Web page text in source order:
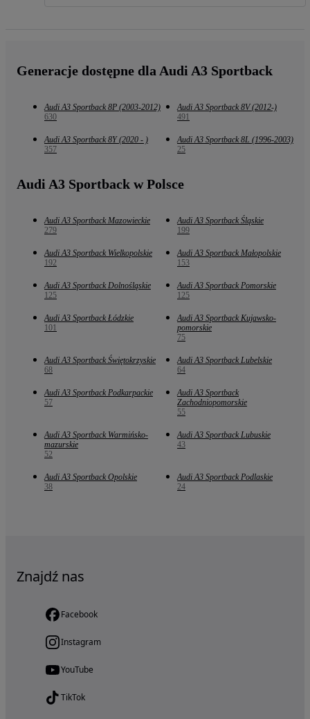
Generacje dostępne dla Audi A3 Sportback
Audi A3 Sportback 8P (2003-2012)
630
Audi A3 Sportback 8V (2012-)
491
Audi A3 Sportback 8Y (2020 - )
357
Audi A3 Sportback 8L (1996-2003)
25
Audi A3 Sportback w Polsce
Audi A3 Sportback Mazowieckie
279
Audi A3 Sportback Śląskie
199
Audi A3 Sportback Wielkopolskie
192
Audi A3 Sportback Małopolskie
153
Audi A3 Sportback Dolnośląskie
125
Audi A3 Sportback Pomorskie
125
Audi A3 Sportback Łódzkie
101
Audi A3 Sportback Kujawsko-
pomorskie
75
Audi A3 Sportback Świętokrzyskie
68
Audi A3 Sportback Lubelskie
64
Audi A3 Sportback Podkarpackie
57
Audi A3 Sportback
Zachodniopomorskie
55
Audi A3 Sportback Warmińsko-
mazurskie
52
Audi A3 Sportback Lubuskie
43
Audi A3 Sportback Opolskie
38
Audi A3 Sportback Podlaskie
24
Znajdź nas
Facebook
Instagram
YouTube
TikTok